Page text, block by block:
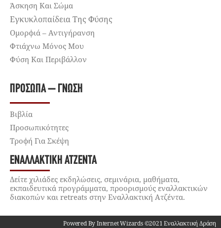
Άσκηση Και Σώμα
Εγκυκλοπαίδεια Της Φύσης
Ομορφιά – Αντιγήρανση
Φτιάχνω Μόνος Μου
Φύση Και Περιβάλλον
ΠΡΌΣΩΠΑ – ΓΝΏΣΗ
Βιβλία
Προσωπικότητες
Τροφή Για Σκέψη
ΕΝΑΛΛΑΚΤΙΚΉ ΑΤΖΈΝΤΑ
Δείτε χιλιάδες εκδηλώσεις, σεμινάρια, μαθήματα,
εκπαιδευτικά προγράμματα, προορισμούς εναλλακτικών
διακοπών και retreats στην Εναλλακτική Ατζέντα.
Powered By Internet Wizards ©2021 Εναλλακτική Δράση